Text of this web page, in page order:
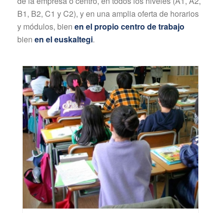
B1, B2, C1 y C2), y en una amplia oferta de horarios
y módulos, bien en el propio centro de trabajo
bien en el euskaltegi.